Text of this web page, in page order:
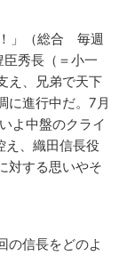
」（総合 毎週
秀長（＝小一
え、兄弟で天下
に進行中だ。7月
よ中盤のクライ
え、織田信長役
対する思いやそ
の信長をどのよ